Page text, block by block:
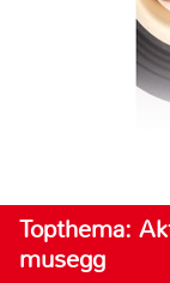
Topthema:
musegg